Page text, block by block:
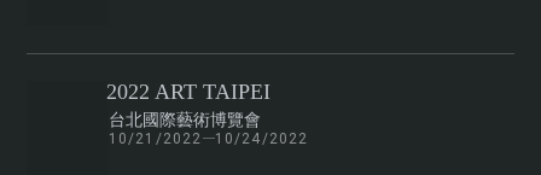
2022 ART TAIPEI
台北國際藝術博覽會
10/21/2022 10/24/2022